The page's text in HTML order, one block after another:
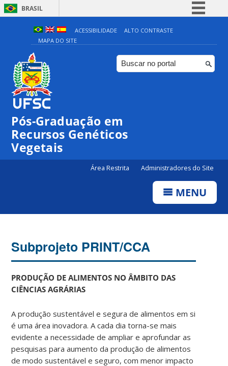
BRASIL
Simplifique!
Comunica BR
Participe
ACESSIBILIDADE
ALTO CONTRASTE
MAPA DO SITE
Pós-Graduação em
Recursos Genéticos
Vegetais
Área Restrita Administradores do Site
MENU
Subprojeto PRINT/CCA
PRODUÇÃO DE ALIMENTOS NO ÂMBITO DAS
CIÊNCIAS AGRÁRIAS
A produção sustentável e segura de alimentos em si
é uma área inovadora. A cada dia torna-se mais
evidente a necessidade de ampliar e aprofundar as
pesquisas para aumento da produção de alimentos
de modo sustentável e seguro, com menor impacto